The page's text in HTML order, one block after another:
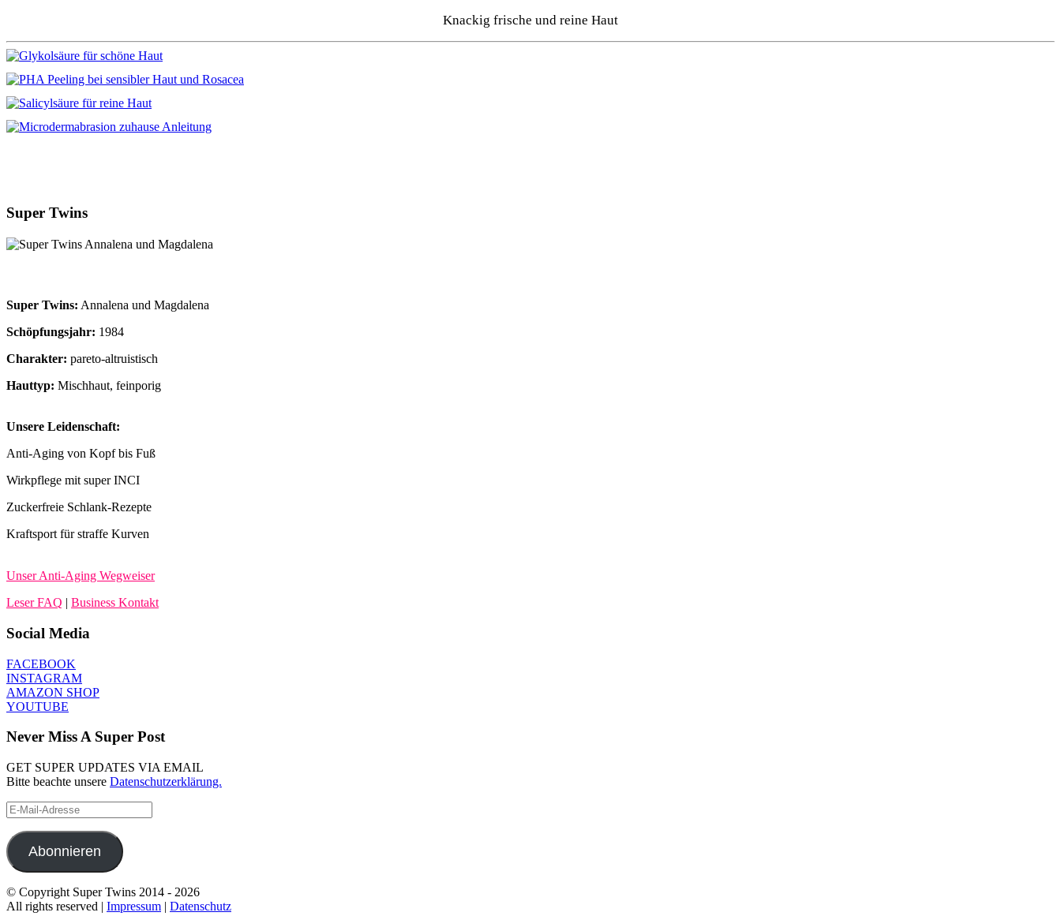
Knackig frische und reine Haut
Super Twins
Super Twins: Annalena und Magdalena
Schöpfungsjahr: 1984
Charakter: pareto-altruistisch
Hauttyp: Mischhaut, feinporig
Unsere Leidenschaft:
Anti-Aging von Kopf bis Fuß
Wirkpflege mit super INCI
Zuckerfreie Schlank-Rezepte
Kraftsport für straffe Kurven
Unser Anti-Aging Wegweiser
Leser FAQ | Business Kontakt
Social Media
FACEBOOK
INSTAGRAM
AMAZON SHOP
YOUTUBE
Never Miss A Super Post
GET SUPER UPDATES VIA EMAIL
Bitte beachte unsere Datenschutzerklärung.
E-
Mail-
Adresse
Abonnieren
© Copyright Super Twins 2014 - 2026
All rights reserved | Impressum | Datenschutz